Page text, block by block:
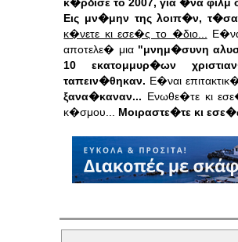
Εις μν�μην της λοιπ�ν,
κ�νετε κι εσε�ς το �διο...
αποτελε� μια"μνημ�συνη
10 εκατομμυρ�ων
ταπειν�θηκαν. Ε�ναι
ξανα�καναν... Ενωθε�τε κι
κ�σμου... Μοιραστε�τε κι